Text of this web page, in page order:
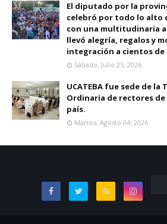
El diputado por la
celebró por todo lo alto
con una multitudinaria
llevó alegría, regalos y
integración a cientos
Sábado, Julio 25, 2026
UCATEBA fue sede de la
Ordinaria de rectores
país.
Martes, Agosto 04, 2026